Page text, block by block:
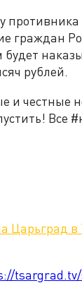
граждан
рублей.
и честные
Все
Царьград в